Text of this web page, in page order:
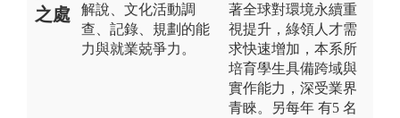
之處
解說、文化活動調
查、記錄、規劃的能
力與就業兢爭力。
著全球對環境永續重
視提升，綠領人才需
求快速增加，本系所
培育學生具備跨域與
實作能力，深受業界
青睞。另每年 有5 名